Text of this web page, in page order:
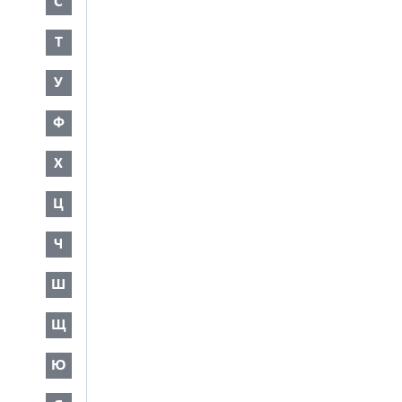
Т
У
Ф
Х
Ц
Ч
Ш
Щ
Ю